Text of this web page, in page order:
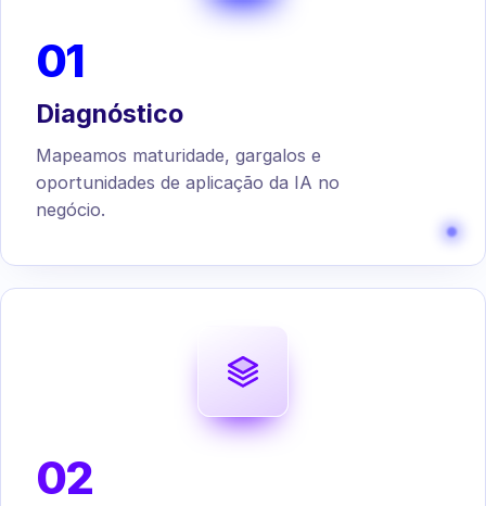
01
Diagnóstico
Mapeamos maturidade, gargalos e
oportunidades de aplicação da IA no
negócio.
02